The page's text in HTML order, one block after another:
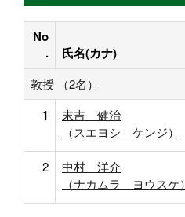
No
.
氏名(カナ)
教授 （2名）
1
末吉 健治
（スエヨシ ケンジ）
2
中村 洋介
（ナカムラ ヨウスケ）